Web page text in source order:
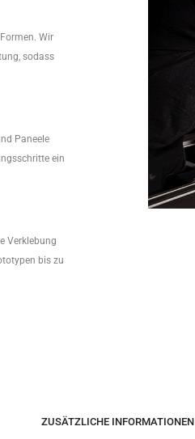
Wir
sodass
Paneele
ein
Verklebung
bis zu
ZUSÄTZLICHE INFORMATIONEN